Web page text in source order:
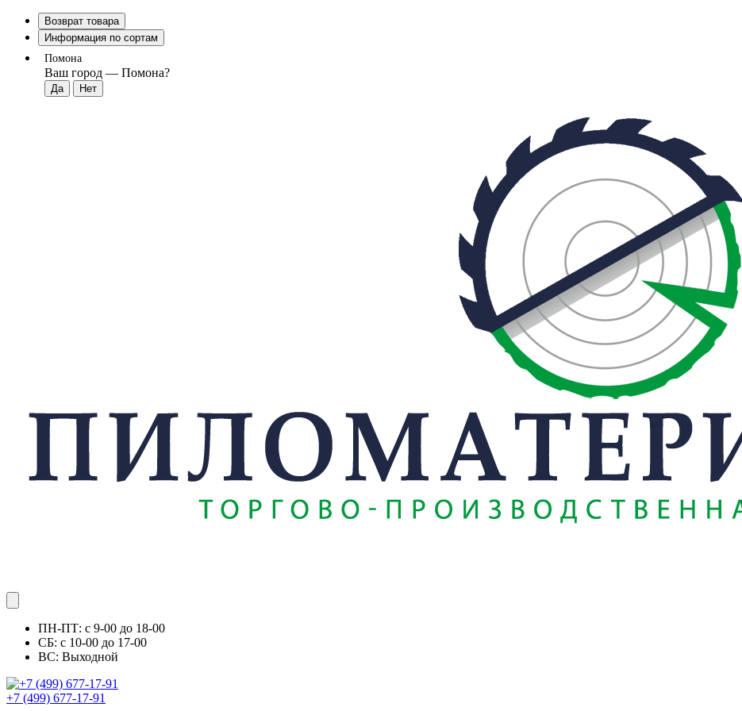
Возврат товара
Информация по сортам
Помона
Ваш город — Помона?
ПН-ПТ: с 9-00 до 18-00
СБ: с 10-00 до 17-00
ВС: Выходной
+7 (499) 677-17-91